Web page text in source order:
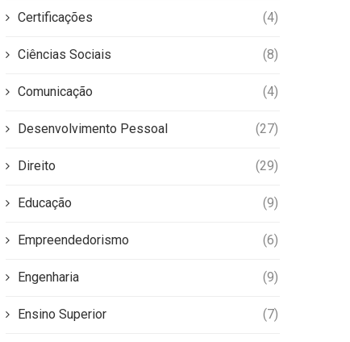
Certificações (4)
Ciências Sociais (8)
Comunicação (4)
Desenvolvimento Pessoal (27)
Direito (29)
Educação (9)
Empreendedorismo (6)
Engenharia (9)
Ensino Superior (7)